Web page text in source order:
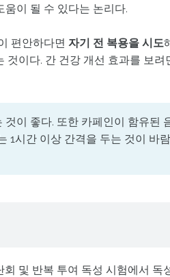
이 될 수 있다는 논리다.
편안하다면 자기 전 복용을 시도
것이다. 간 건강 개선 효과를 보려
이 좋다. 또한 카페인이 함유된
1시간 이상 간격을 두는 것이 바
및 반복 투여 독성 시험에서 독